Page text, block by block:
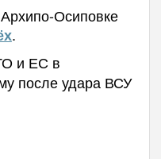
Осиповке
.
и ЕС в
после удара ВСУ